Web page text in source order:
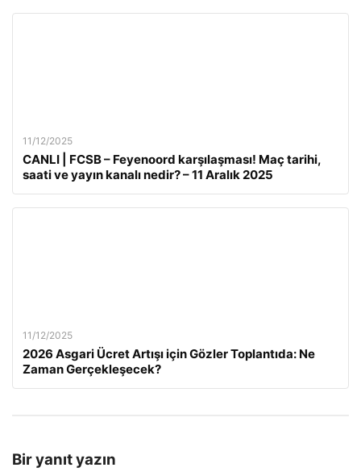
11/12/2025
CANLI | FCSB – Feyenoord karşılaşması! Maç tarihi,
saati ve yayın kanalı nedir? – 11 Aralık 2025
11/12/2025
2026 Asgari Ücret Artışı için Gözler Toplantıda: Ne
Zaman Gerçekleşecek?
Bir yanıt yazın